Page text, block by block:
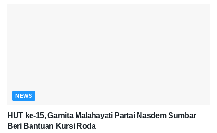
NEWS
HUT ke-15, Garnita Malahayati Partai Nasdem Sumbar
Beri Bantuan Kursi Roda